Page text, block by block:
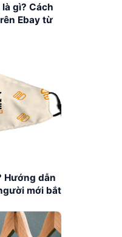
gì? Cách
Ebay từ
Hướng dẫn
mới bắt